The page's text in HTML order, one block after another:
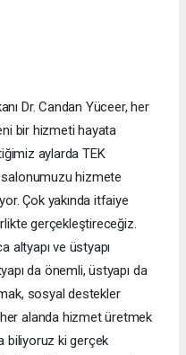
Dr. Candan Yüceer, her
bir hizmeti hayata
aylarda TEK
hizmete
Çok yakında itfaiye
gerçekleştireceğiz.
altyapı ve üstyapı
da önemli, üstyapı da
sosyal destekler
alanda hizmet üretmek
biliyoruz ki gerçek